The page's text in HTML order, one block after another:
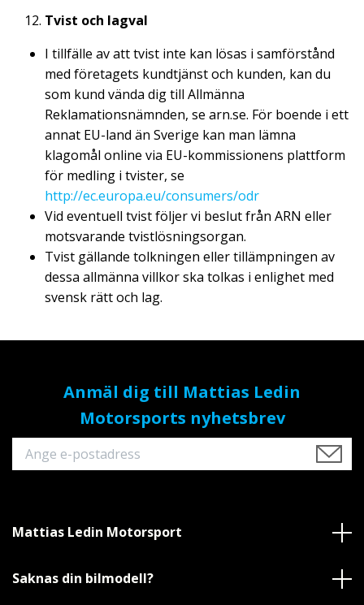
Tvist och lagval
I tillfälle av att tvist inte kan lösas i samförstånd
med företagets kundtjänst och kunden, kan du
som kund vända dig till Allmänna
Reklamationsnämnden, se arn.se. För boende i ett
annat EU-land än Sverige kan man lämna
klagomål online via EU-kommissionens plattform
för medling i tvister, se
http://ec.europa.eu/consumers/odr
Vid eventuell tvist följer vi beslut från ARN eller
motsvarande tvistlösningsorgan.
Tvist gällande tolkningen eller tillämpningen av
dessa allmänna villkor ska tolkas i enlighet med
svensk rätt och lag.
Anmäl dig till Mattias Ledin
Motorsports nyhetsbrev
Mattias Ledin Motorsport
Saknas din bilmodell?